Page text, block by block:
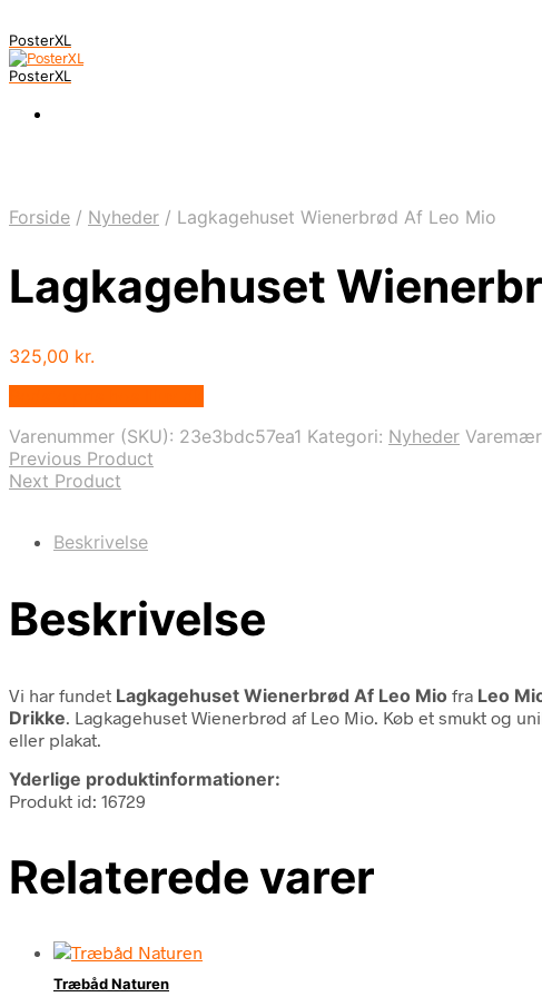
PosterXL
PosterXL
Forside / Nyheder / Lagkagehuset Wienerbrød Af Leo Mio
Lagkagehuset
325,00 kr.
Varenummer (SKU): 23e3bdc57ea1 Kategori: Nyheder
Previous Product
Next Product
Beskrivelse
Beskrivelse
Vi har fundet Lagkagehuset Wienerbrød Af Leo Mio fra Leo
Drikke . Lagkagehuset Wienerbrød af Leo Mio. Køb et smukt
eller plakat.
Yderlige produktinformationer:
Produkt id: 16729
Relaterede varer
Træbåd Naturen